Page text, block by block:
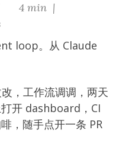
4 min |
loop。从 Claude
，工作流调调，两天
开 dashboard，CI
，随手点开一条 PR